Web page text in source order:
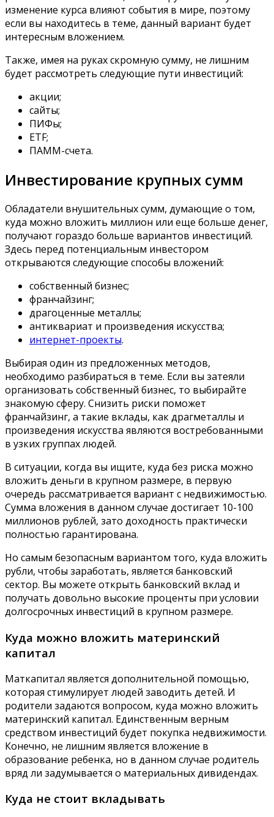
изменение курса влияют события в мире, поэтому
если вы находитесь в теме, данный вариант будет
интересным вложением.
Также, имея на руках скромную сумму, не лишним
будет рассмотреть следующие пути инвестиций:
акции;
сайты;
ПИФы;
ETF;
ПАММ-счета.
Инвестирование крупных сумм
Обладатели внушительных сумм, думающие о том,
куда можно вложить миллион или еще больше денег,
получают гораздо больше вариантов инвестиций.
Здесь перед потенциальным инвестором
открываются следующие способы вложений:
собственный бизнес;
франчайзинг;
драгоценные металлы;
антиквариат и произведения искусства;
интернет-проекты.
Выбирая один из предложенных методов,
необходимо разбираться в теме. Если вы затеяли
организовать собственный бизнес, то выбирайте
знакомую сферу. Снизить риски поможет
франчайзинг, а такие вклады, как драгметаллы и
произведения искусства являются востребованными
в узких группах людей.
В ситуации, когда вы ищите, куда без риска можно
вложить деньги в крупном размере, в первую
очередь рассматривается вариант с недвижимостью.
Сумма вложения в данном случае достигает 10-100
миллионов рублей, зато доходность практически
полностью гарантирована.
Но самым безопасным вариантом того, куда вложить
рубли, чтобы заработать, является банковский
сектор. Вы можете открыть банковский вклад и
получать довольно высокие проценты при условии
долгосрочных инвестиций в крупном размере.
Куда можно вложить материнский
капитал
Маткапитал является дополнительной помощью,
которая стимулирует людей заводить детей. И
родители задаются вопросом, куда можно вложить
материнский капитал. Единственным верным
средством инвестиций будет покупка недвижимости.
Конечно, не лишним является вложение в
образование ребенка, но в данном случае родитель
вряд ли задумывается о материальных дивидендах.
Куда не стоит вкладывать